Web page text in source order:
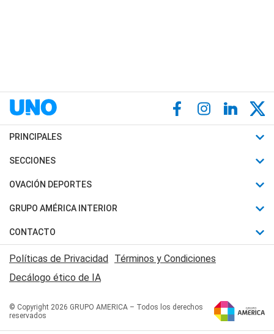
PRINCIPALES
Últimas Noticias
Política
Judiciales
Economia
SECCIONES
Horóscopo
Motores
Trucos caseros
Series y Películas
Edictos y Solicitadas
OVACIÓN DEPORTES
Fútbol
Mundial
Automovilismo
Rugby
Básquet
GRUPO AMÉRICA INTERIOR
Canal 7 en Vivo
San Juan 8
CONTACTO
Acerca de Nosotros
Contactanos
Políticas de Privacidad Términos y Condiciones
Decálogo ético de IA
© Copyright 2026 GRUPO AMERICA – Todos los derechos
reservados